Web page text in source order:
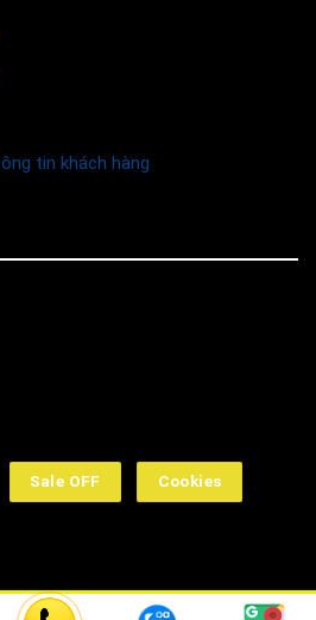
tin khách hàng
Sale OFF Cookies
16 Đường số 2, KDC Kim